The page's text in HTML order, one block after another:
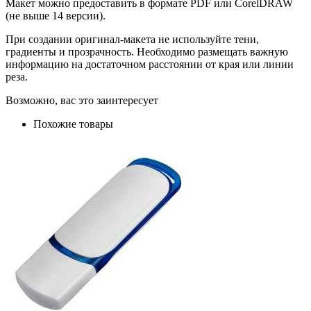
Макет можно предоставить в формате PDF или CorelDRAW
(не выше 14 версии).
При создании оригинал-макета не используйте тени,
градиенты и прозрачность. Необходимо размещать важную
информацию на достаточном расстоянии от края или линии
реза.
Возможно, вас это заинтересует
Похожие товары